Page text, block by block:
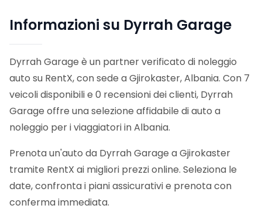
Informazioni su Dyrrah Garage
Dyrrah Garage è un partner verificato di noleggio
auto su RentX, con sede a Gjirokaster, Albania. Con 7
veicoli disponibili e 0 recensioni dei clienti, Dyrrah
Garage offre una selezione affidabile di auto a
noleggio per i viaggiatori in Albania.
Prenota un'auto da Dyrrah Garage a Gjirokaster
tramite RentX ai migliori prezzi online. Seleziona le
date, confronta i piani assicurativi e prenota con
conferma immediata.